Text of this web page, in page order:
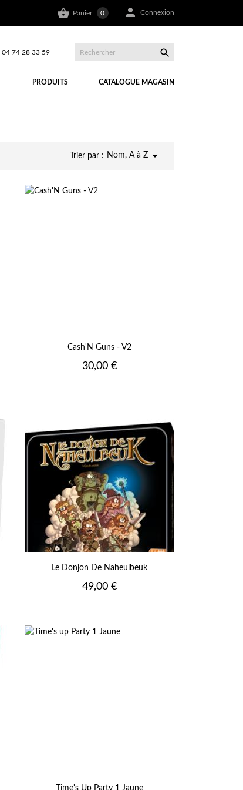
 Panier 0  Connexion
04 74 28 33 59 
PRODUITS CATALOGUE MAGASIN
Trier par : Nom, A à Z 
Cash'N Guns - V2
Prix
30,00 €
Le Donjon De Naheulbeuk
Prix
49,00 €
Time's Up Party 1 Jaune